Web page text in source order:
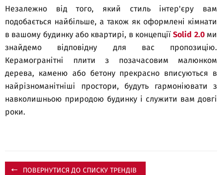
Незалежно від того, який стиль інтер'єру вам
подобається найбільше, а також як оформлені кімнати
в вашому будинку або квартирі, в концепціїSolid 2.0 ми
знайдемо відповідну для вас пропозицію.
Керамогранітні плити з позачасовим малюнком
дерева, каменю або бетону прекрасно вписуються в
найрізноманітніші простори, будуть гармоніювати з
навколишньою природою будинку і служити вам довгі
роки.
ПОВЕРНУТИСЯ ДО СПИСКУ ТРЕНДІВ